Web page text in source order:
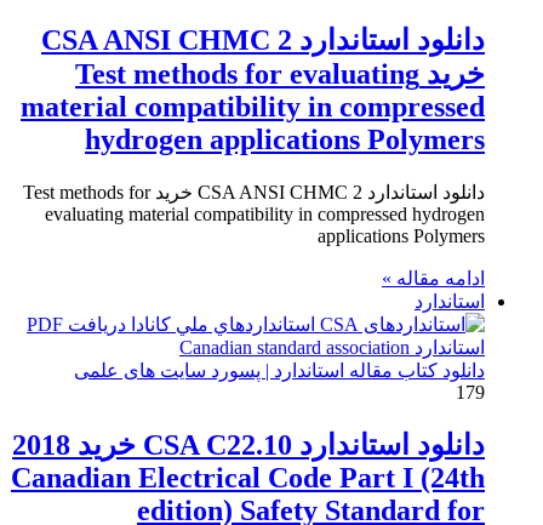
دانلود استاندارد CSA ANSI CHMC 2
خرید Test methods for evaluating
material compatibility in compressed
hydrogen applications Polymers
دانلود استاندارد CSA ANSI CHMC 2 خرید Test methods for
evaluating material compatibility in compressed hydrogen
applications Polymers
ادامه مقاله »
استاندارد
دانلود کتاب مقاله استاندارد | پسورد سایت های علمی
179
دانلود استاندارد CSA C22.10 خرید 2018
Canadian Electrical Code Part I (24th
edition) Safety Standard for